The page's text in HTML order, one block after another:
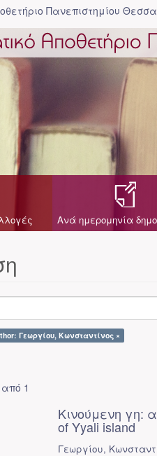
Πανεπιστημίου
Ανά ημερομηνία
Γεωργίου, Κωνσταντίνος ×
1
Κινούμενη γη:
of Yyali island
Γεωργίου,